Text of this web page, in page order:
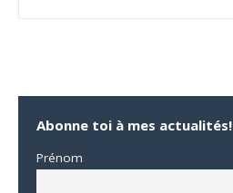
Abonne toi à mes actualités!
Prénom